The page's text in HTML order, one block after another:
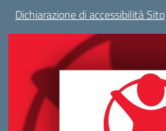
Dichiarazione di accessibilità Sito